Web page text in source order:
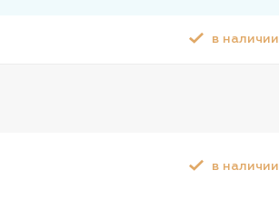
в наличии
в наличии